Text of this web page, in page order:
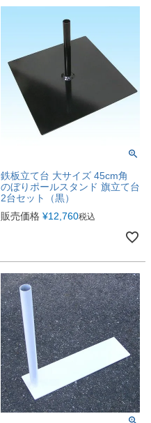
鉄板立て台 大サイズ 45cm角
のぼりポールスタンド 旗立て台
2台セット（黒）
販売価格 ¥12,760税込